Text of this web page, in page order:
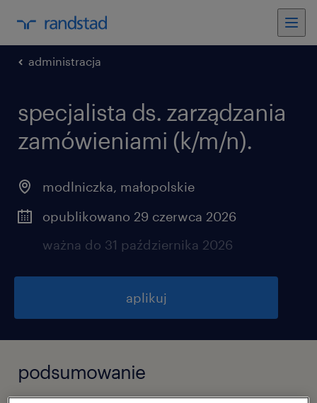
administracja
specjalista ds. zarządzania
zamówieniami (k/m/n).
modlniczka, małopolskie
opublikowano 29 czerwca 2026
ważna do 31 października 2026
aplikuj
podsumowanie